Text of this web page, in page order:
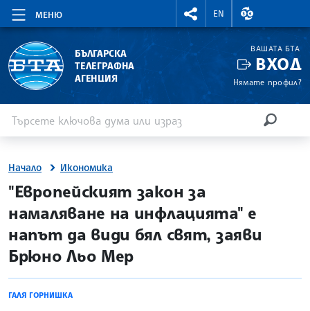
МЕНЮ
RIGHTMENU.SOCIAL
EN
ВАЛУТНИ
БЪЛГАРСКА
ТЕЛЕГРАФНА
АГЕНЦИЯ
ВАШАТА БТА
ВХОД
Нямате профил?
Начало Икономика
site.bta
"Европейският закон за
намаляване на инфлацията" е
напът да види бял свят, заяви
Брюно Льо Мер
ГАЛЯ ГОРНИШКА